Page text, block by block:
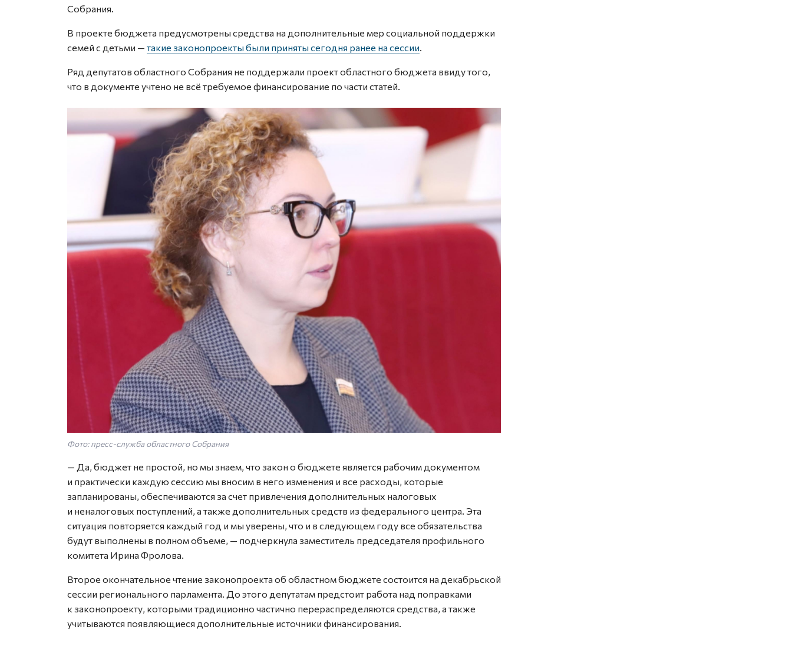
Собрания.
В проекте бюджета предусмотрены средства на дополнительные мер социальной поддержки
семей с детьми — такие законопроекты были приняты сегодня ранее на сессии.
Ряд депутатов областного Собрания не поддержали проект областного бюджета ввиду того,
что в документе учтено не всё требуемое финансирование по части статей.
Фото: пресс-служба областного Собрания
— Да, бюджет не простой, но мы знаем, что закон о бюджете является рабочим документом
и практически каждую сессию мы вносим в него изменения и все расходы, которые
запланированы, обеспечиваются за счет привлечения дополнительных налоговых
и неналоговых поступлений, а также дополнительных средств из федерального центра. Эта
ситуация повторяется каждый год и мы уверены, что и в следующем году все обязательства
будут выполнены в полном объеме, — подчеркнула заместитель председателя профильного
комитета Ирина Фролова.
Второе окончательное чтение законопроекта об областном бюджете состоится на декабрьской
сессии регионального парламента. До этого депутатам предстоит работа над поправками
к законопроекту, которыми традиционно частично перераспределяются средства, а также
учитываются появляющиеся дополнительные источники финансирования.